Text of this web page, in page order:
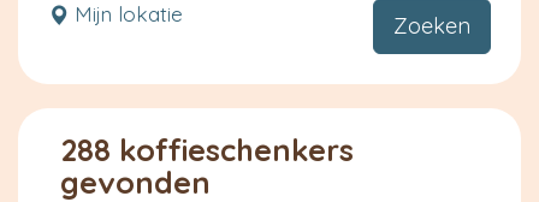
Mijn lokatie Zoeken
288 koffieschenkers
gevonden